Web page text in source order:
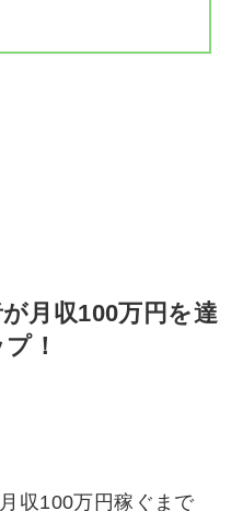
月収100万円を達
！